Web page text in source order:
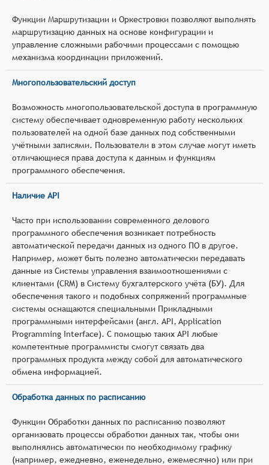
Функции Маршрутизации и Оркестровки позволяют выполнять
маршрутизацию данных на основе конфигурации и
управление сложными рабочими процессами с помощью
механизма координации приложений.
Многопользовательский доступ
Возможность многопользовательской доступа в программную
систему обеспечивает одновременную работу нескольких
пользователей на одной базе данных под собственными
учётными записями. Пользователи в этом случае могут иметь
отличающиеся права доступа к данным и функциям
программного обеспечения.
Наличие API
Часто при использовании современного делового
программного обеспечения возникает потребность
автоматической передачи данных из одного ПО в другое.
Например, может быть полезно автоматически передавать
данные из Системы управления взаимоотношениями с
клиентами (CRM) в Систему бухгалтерского учёта (БУ). Для
обеспечения такого и подобных сопряжений программные
системы оснащаются специальными Прикладными
программными интерфейсами (англ. API, Application
Programming Interface). С помощью таких API любые
компетентные программисты смогут связать два
программных продукта между собой для автоматического
обмена информацией.
Обработка данных по расписанию
Функции Обработки данных по расписанию позволяют
организовать процессы обработки данных так, чтобы они
выполнялись автоматически по необходимому графику
(например, ежедневно, еженедельно, ежемесячно) или при